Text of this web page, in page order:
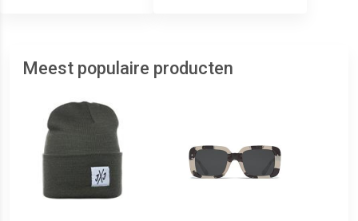
Meest populaire producten